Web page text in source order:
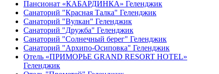
Пансионат «КАБАРДИНКА» Геленджик
Санаторий "Красная Талка" Геленджик
Санаторий "Вулкан" Геленджик
Санаторий "Дружба" Геленджик
Санаторий "Солнечный берег" Геленджик
Санаторий "Архипо-Осиповка" Геленджик
Отель «ПРИМОРЬЕ GRAND RESORT HOTEL»
Геленджик